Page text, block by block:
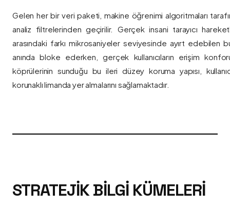
Gelen her bir veri paketi, makine öğrenimi algoritmaları
analiz filtrelerinden geçirilir. Gerçek insani tarayıcı
arasındaki farkı mikrosaniyeler seviyesinde ayırt edebilen
anında bloke ederken, gerçek kullanıcıların erişim
köprülerinin sunduğu bu ileri düzey koruma yapısı,
korunaklı limanda yer almalarını sağlamaktadır.
STRATEJIK BILGI KÜMELERI